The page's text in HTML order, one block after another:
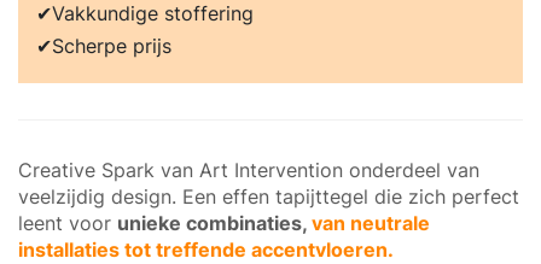
Vakkundige stoffering
Scherpe prijs
Creative Spark van Art Intervention onderdeel van
veelzijdig design. Een effen tapijttegel die zich perfect
leent voor unieke combinaties, van neutrale
installaties tot treffende accentvloeren.